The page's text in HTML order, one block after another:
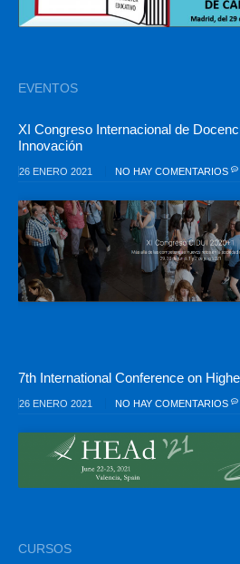
EVENTOS
XI Congreso Internacional de
Innovación
26 ENERO 2021 NO HAY COMENTARIOS
7th International Conference on
26 ENERO 2021 NO HAY COMENTARIOS
CURSOS